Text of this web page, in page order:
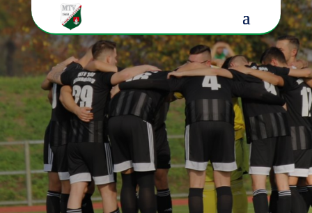
der Fußballer beim MTV 1860 Altlandsberg e.V.
Die Abteilung Fußball ist mit derzeit 90
Mitgliedern (Stand: Januar 2023) seit vielen
Jahren fester und wichtiger Bestandteil des
MTV 1860 Altlandsberg e.V. und die
zweitgrößte beim MTV 1860. Sie leistet einen
wichtigen Beitrag zum Freizeit- und
Sportangebot in der Stadt Altlandsberg und
der umliegenden Region. Für die Abteilung
nehmen aktuell 3 Mannschaften am aktiven
Spielbetrieb im Fußballkreis Ostbrandenburg
teil.